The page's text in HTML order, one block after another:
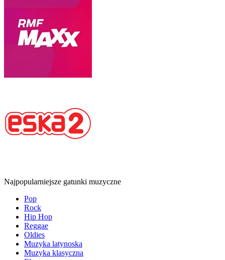
Najpopularniejsze gatunki muzyczne
Pop
Rock
Hip Hop
Reggae
Oldies
Muzyka latynoska
Muzyka klasyczna